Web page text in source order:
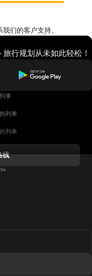
们的客户支持。
行规划从未如此轻松！
車
列車
列車
車
車
线